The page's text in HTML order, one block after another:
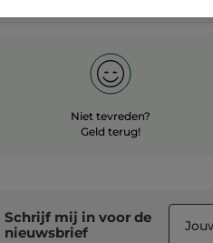
Niet tevreden?
Geld terug!
Schrijf mij in voor de
nieuwsbrief